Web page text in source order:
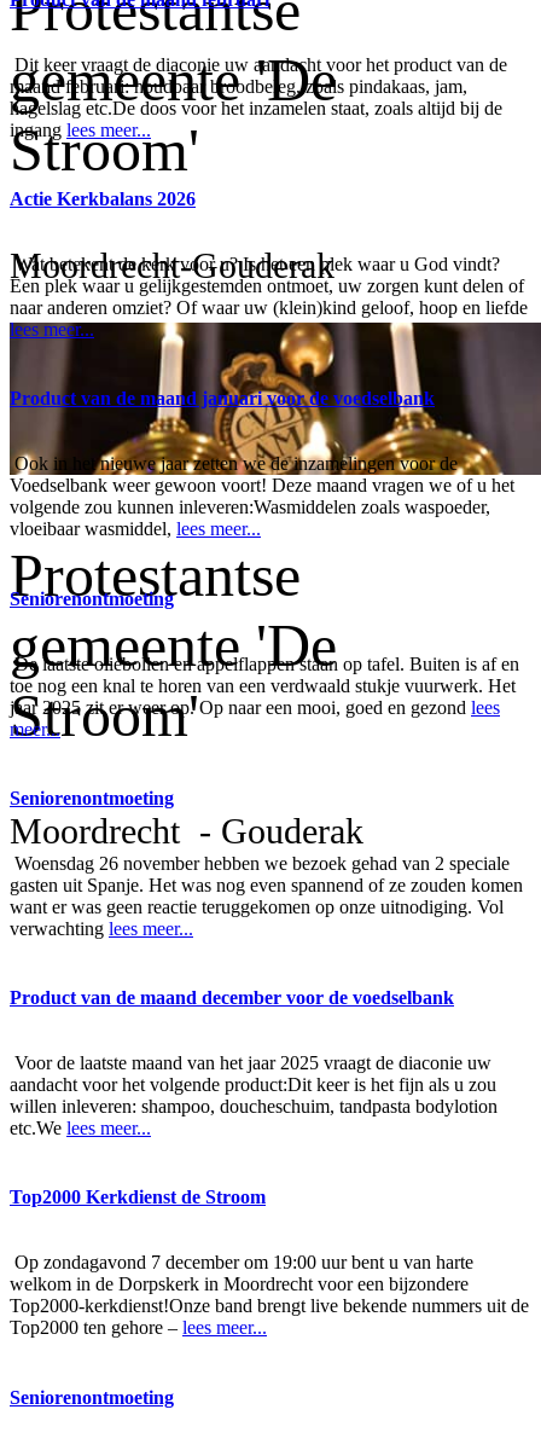
gemeente 'De
Stroom'
Moordrecht-Gouderak
Protestantse
gemeente 'De
Stroom'
Moordrecht - Gouderak
Dit keer vraagt de diaconie uw aandacht voor het product van de
maand februari: houdbaar broodbeleg, zoals pindakaas, jam,
hagelslag etc.De doos voor het inzamelen staat, zoals altijd bij de
ingang lees meer...
Actie Kerkbalans 2026
Wat betekent de kerk voor u? Is het een plek waar u God vindt?
Een plek waar u gelijkgestemden ontmoet, uw zorgen kunt delen of
naar anderen omziet? Of waar uw (klein)kind geloof, hoop en liefde
lees meer...
Product van de maand januari voor de voedselbank
Ook in het nieuwe jaar zetten we de inzamelingen voor de
Voedselbank weer gewoon voort! Deze maand vragen we of u het
volgende zou kunnen inleveren:Wasmiddelen zoals waspoeder,
vloeibaar wasmiddel, lees meer...
Seniorenontmoeting
De laatste oliebollen en appelflappen staan op tafel. Buiten is af en
toe nog een knal te horen van een verdwaald stukje vuurwerk. Het
jaar 2025 zit er weer op. Op naar een mooi, goed en gezond lees
meer...
Seniorenontmoeting
Woensdag 26 november hebben we bezoek gehad van 2 speciale
gasten uit Spanje. Het was nog even spannend of ze zouden komen
want er was geen reactie teruggekomen op onze uitnodiging. Vol
verwachting lees meer...
Product van de maand december voor de voedselbank
Voor de laatste maand van het jaar 2025 vraagt de diaconie uw
aandacht voor het volgende product:Dit keer is het fijn als u zou
willen inleveren: shampoo, doucheschuim, tandpasta bodylotion
etc.We lees meer...
Top2000 Kerkdienst de Stroom
Op zondagavond 7 december om 19:00 uur bent u van harte
welkom in de Dorpskerk in Moordrecht voor een bijzondere
Top2000-kerkdienst!Onze band brengt live bekende nummers uit de
Top2000 ten gehore – lees meer...
Seniorenontmoeting